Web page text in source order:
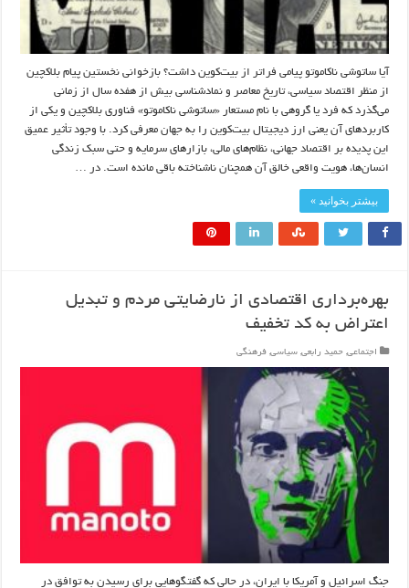
آیا ساتوشی ناکاموتو پیامی فراتر از بیت‌کوین داشت؟ بازخوانی نخستین پیام بلاکچین
از منظر اقتصاد سیاسی، تاریخ معاصر و نمادشناسی بیش از هفده سال از زمانی
می‌گذرد که فرد یا گروهی با نام مستعار «ساتوشی ناکاموتو» فناوری بلاکچین و یکی از
کاربردهای آن یعنی ارز دیجیتال بیت‌کوین را به جهان معرفی کرد. با وجود تأثیر عمیق
این پدیده بر اقتصاد جهانی، نظام‌های مالی، بازارهای سرمایه و حتی سبک زندگی
انسان‌ها، هویت واقعی خالق آن همچنان ناشناخته باقی مانده است. در …
بیشتر بخوانید »
بهره‌برداری اقتصادی از نارضایتی مردم و تبدیل
اعتراض به کد تخفیف
اجتماعی, حمید رابعی, سیاسی, فرهنگی
جنگ اسرائیل و آمریکا با ایران، در حالی که گفتگوهایی برای رسیدن به توافق در